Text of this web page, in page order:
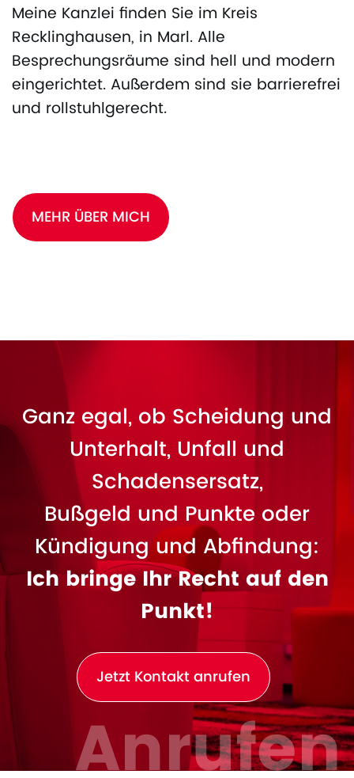
Meine Kanzlei finden Sie im Kreis
Recklinghausen, in Marl. Alle
Besprechungsräume sind hell und modern
eingerichtet. Außerdem sind sie barrierefrei
und rollstuhlgerecht.
MEHR ÜBER MICH
Ganz egal, ob Scheidung und
Unterhalt, Unfall und
Schadensersatz,
Bußgeld und Punkte oder
Kündigung und Abfindung:
Ich bringe Ihr Recht auf den
Punkt!
Jetzt Kontakt anrufen
Anrufen